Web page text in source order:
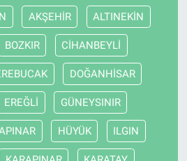
AKŞEHİR ALTINEKİN
BOZKIR CİHANBEYLİ
DOĞANHİSAR
EREĞLİ GÜNEYSINIR
HÜYÜK ILGIN